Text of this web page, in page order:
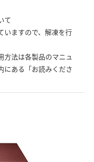
て
いますので、解凍を行
方法は各製品のマニュ
にある「お読みくださ